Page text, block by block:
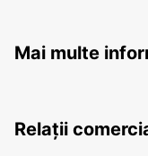
Mai multe
Relații